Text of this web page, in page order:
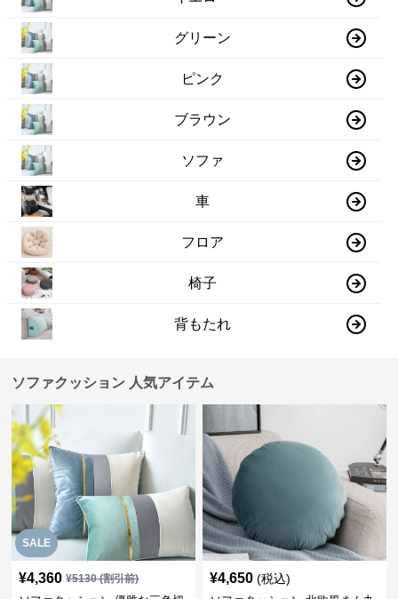
グリーン
ピンク
ブラウン
ソファ
車
フロア
椅子
背もたれ
ソファクッション 人気アイテム
SALE
¥4,360 ¥5130(割引前) ¥4,650 (税込)